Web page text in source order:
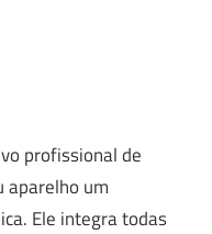
profissional de
aparelho um
Ele integra todas